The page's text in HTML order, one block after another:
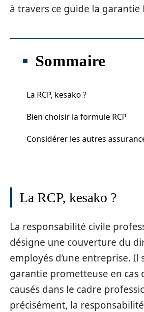
à travers ce guide la garantie
Sommaire
La RCP, kesako ?
Bien choisir la formule RCP
Considérer les autres
La RCP, kesako ?
La responsabilité civile
désigne une couverture du
employés d’une entreprise. Il
garantie prometteuse en cas
causés dans le cadre
précisément, la